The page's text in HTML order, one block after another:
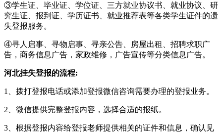
③学生证、毕业证、学位证、三方就业协议书、就业协议、研
究生证、报到证、学历证书、就业推荐表等各类学生证件的遗
失登报服务。
④寻人启事、寻物启事、寻亲公告、房屋出租、招聘求职广
告，商务信息广告，家政维修，广告宣传等分类信息广告。
河北挂失登报的流程:
1、拨打登报电话或添加登报微信咨询需要办理的登报业务。
2、微信提供完整登报内容，选择合适的报纸。
3、根据登报内容给登报老师提供相关的证件和信息，确认见